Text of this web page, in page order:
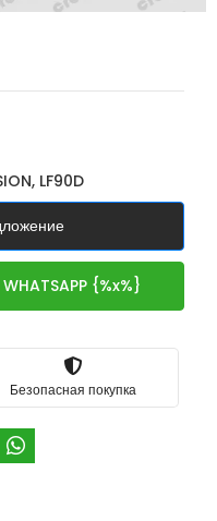
LF90D
{%x%}
Безопасная покупка